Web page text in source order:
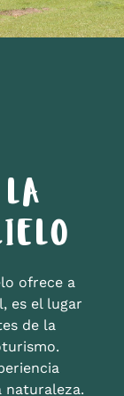
ofrece a
es el lugar
de la
naturaleza.